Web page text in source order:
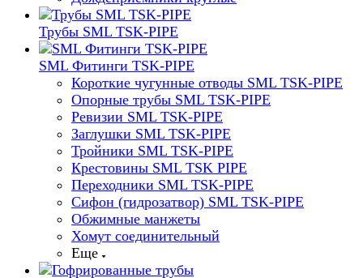
Трубы SML TSK-PIPE
SML Фитинги TSK-PIPE
Короткие чугунные отводы SML TSK-PIPE
Опорные трубы SML TSK-PIPE
Ревизии SML TSK-PIPE
Заглушки SML TSK-PIPE
Тройники SML TSK-PIPE
Крестовины SML TSK PIPE
Переходники SML TSK-PIPE
Сифон (гидрозатвор) SML TSK-PIPE
Обжимные манжеты
Хомут соединительный
Еще